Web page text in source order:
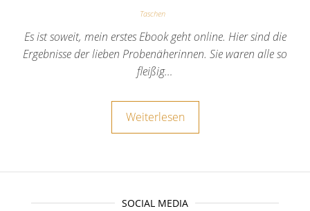
Taschen
Es ist soweit, mein erstes Ebook geht online. Hier sind die
Ergebnisse der lieben Probenäherinnen. Sie waren alle so
fleißig…
Weiterlesen
SOCIAL MEDIA